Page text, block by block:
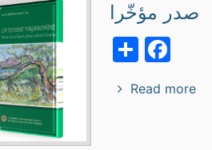
صدر مؤخّرا
Facebook
Share
Read more